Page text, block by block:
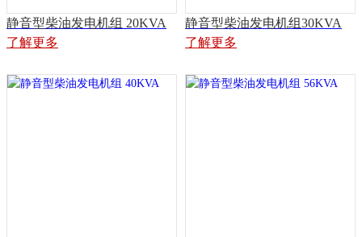
静音型柴油发电机组 20KVA
了解更多
静音型柴油发电机组30KVA
了解更多